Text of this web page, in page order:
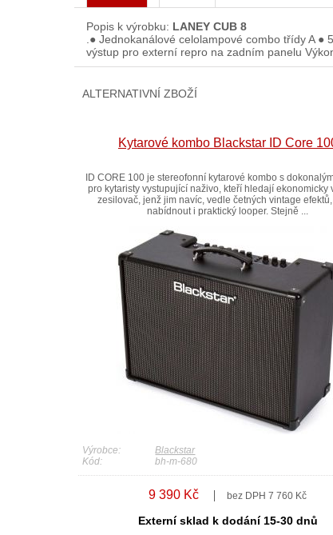
Popis k výrobku: LANEY CUB 8
.● Jednokanálové celolampové combo třídy A
výstup pro externí repro na zadním panelu
ALTERNATIVNÍ ZBOŽÍ
Kytarové kombo Blackstar ID Core
ID CORE 100 je stereofonní kytarové kombo s
pro kytaristy vystupující naživo, kteří hledají ekonomicky
zesilovač, jenž jim navíc, vedle četných vintage
nabídnout i praktický looper. Stejně ...
Výrobce:
Blackstar
Kód:
bh-m-680
9 390 Kč bez DPH 7 760 Kč
Externí sklad k dodání 15-30 dnů